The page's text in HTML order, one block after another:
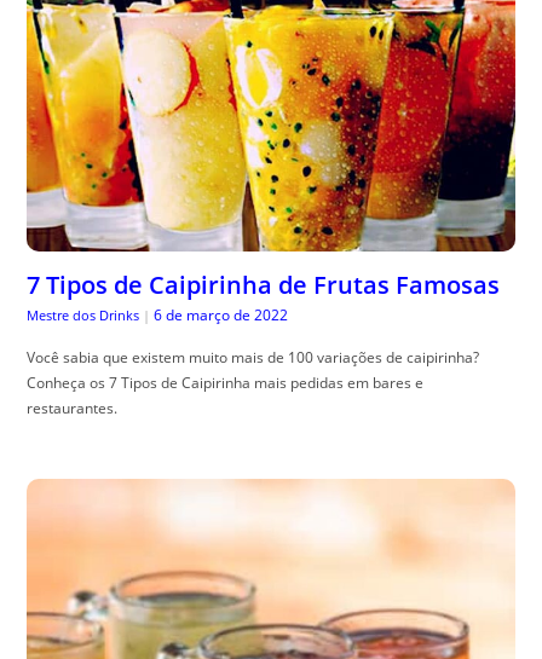
7 Tipos de Caipirinha de Frutas Famosas
Mestre dos Drinks | 6 de março de 2022
Você sabia que existem muito mais de 100 variações de caipirinha?
Conheça os 7 Tipos de Caipirinha mais pedidas em bares e
restaurantes.